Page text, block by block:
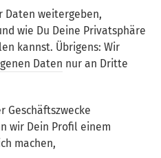
Daten weitergeben,
wie Du Deine Privatsphäre
kannst. Übrigens: Wir
Daten nur an Dritte
Geschäftszwecke
wir Dein Profil einem
machen,